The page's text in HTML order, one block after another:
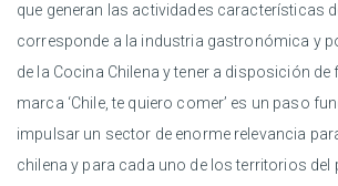
que generan las actividades características
corresponde a la industria gastronómica y
de la Cocina Chilena y tener a disposición
marca ‘Chile, te quiero comer’ es un paso
impulsar un sector de enorme relevancia
chilena y para cada uno de los territorios del